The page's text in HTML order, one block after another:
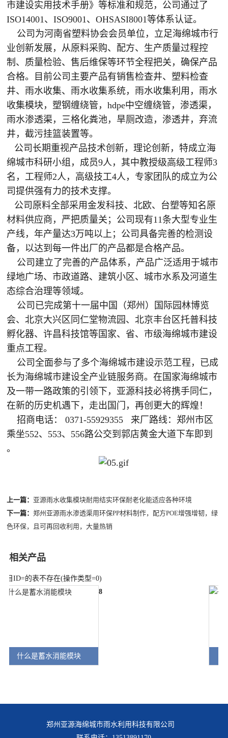
市建设实用技术手册》等标准和规范，公司通过了
ISO14001、ISO9001、OHSASI8001等体系认证。
公司为河南省塑料协会会员单位，立足海绵城市行
业创新发展，从原料采购、配方、生产质量过程控
制、质量检验、售后维保等环节全程把关，确保产品
合格。目前公司主要产品有销售检查井、塑料检查
井、雨水收集、雨水收集系统，雨水收集利用，雨水
收集模块，塑钢缠绕管，hdpe中空缠绕管，渗透渠，
雨水渗透渠，三格化粪池，旱厕改造，渗透井，弃流
井，截污挂篮装置等。
公司长期重视产品技术创新，理论创新，特成立海
绵城市科研小组，成员9人，其中教授级高级工程师3
名，工程师2人，高级技工4人，专家团队的成立为公
司提供强有力的技术支撑。
公司原料全部采用金发科技、北欧、台塑等知名原
材料供应商，严把质量关；公司现有11条大型专业生
产线，年产量达3万吨以上；公司具备完善的检测设
备，以达到每一件出厂的产品都是合格产品。
公司建立了完善的产品体系，产品广泛适用于城市
绿地广场、市政道路、建筑小区、城市水系及河道生
态综合治理等领域。
公司已完成第十一届中国（郑州）国际园林博览
会、北京大兴区同仁堂物流园、北京丰台区托普科技
孵化器、许昌科技馆等国家、省、市级海绵城市建设
重点工程。
公司全面参与了多个海绵城市建设示范工程，已成
长为海绵城市建设全产业链服务商。在国家海绵城市
及一带一路政策的引领下，亚源科技必将携手同仁，
在新的历史机遇下，走出国门，再创更大的辉煌！
招商电话： 0371-55929355 来厂路线：郑州市区
乘坐552、553、556路公交到郭店黄金大道下车即到
。
上一篇： 亚源雨水收集模块耐用结实环保耐老化能适应各种环境
下一篇：郑州亚源雨水渗透渠用环保PP材料制作，配方POE增强增韧，绿
色环保，且可再回收利用，大量热销
相关产品
目ID=的表不存在(操作类型=0)
郑州亚源海绵城市雨水利用科技有限公司